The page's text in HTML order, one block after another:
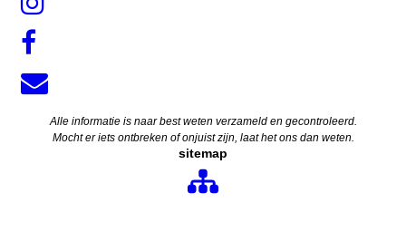
Alle informatie is naar best weten verzameld en gecontroleerd.
Mocht er iets ontbreken of onjuist zijn, laat het ons dan weten.
sitemap